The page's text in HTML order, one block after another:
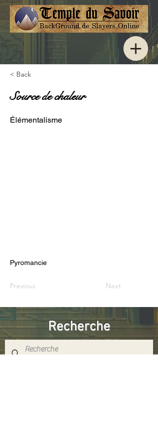
< Back
Source de chaleur
Élémentalisme
Pyromancie
Previous Next
Recherche